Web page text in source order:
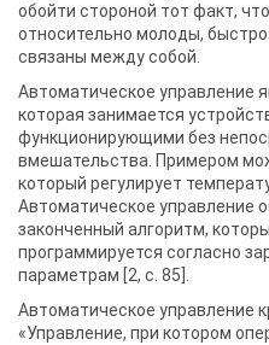
обойти стороной тот факт,
относительно молоды,
связаны между собой.
Автоматическое управление
которая занимается
функционирующими без
вмешательства. Примером
который регулирует
Автоматическое управление
законченный алгоритм,
программируется согласно
параметрам [2, c. 85].
Автоматическое управление
«Управление, при котором